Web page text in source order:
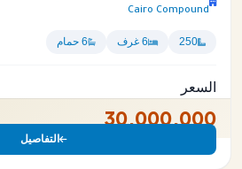
Cairo Compound
250 6 غرف 6 حمام
السعر
30,000,000
التفاصيل